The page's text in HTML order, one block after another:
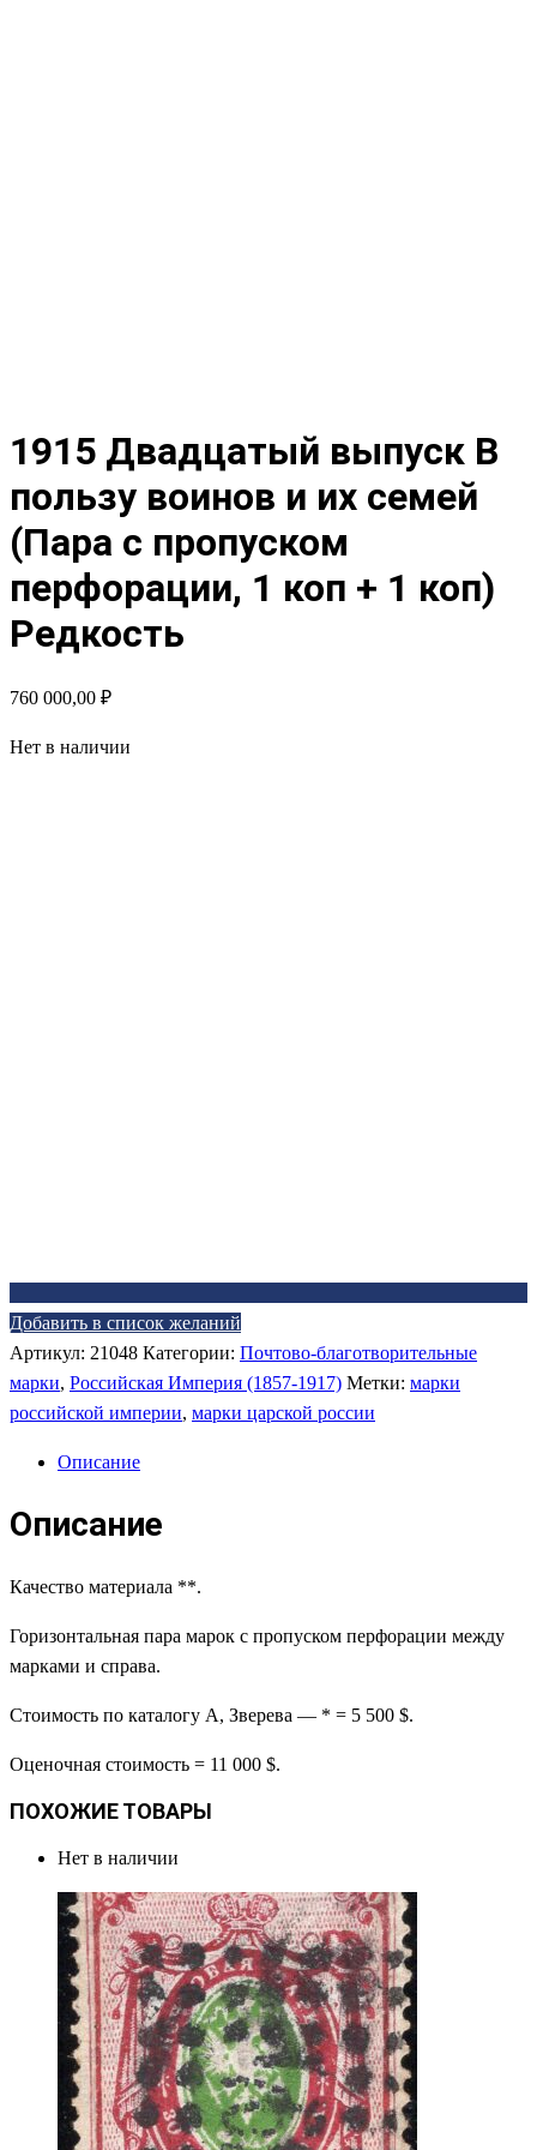
1915 Двадцатый выпуск В
пользу воинов и их семей
(Пара с пропуском
перфорации, 1 коп + 1 коп)
Редкость
760 000,00 ₽
Нет в наличии
Добавить в список желаний
Артикул: 21048 Категории: Почтово-благотворительные
марки, Российская Империя (1857-1917) Метки: марки
российской империи, марки царской россии
Описание
Описание
Качество материала **.
Горизонтальная пара марок с пропуском перфорации между
марками и справа.
Стоимость по каталогу А, Зверева — * = 5 500 $.
Оценочная стоимость = 11 000 $.
ПОХОЖИЕ ТОВАРЫ
Нет в наличии